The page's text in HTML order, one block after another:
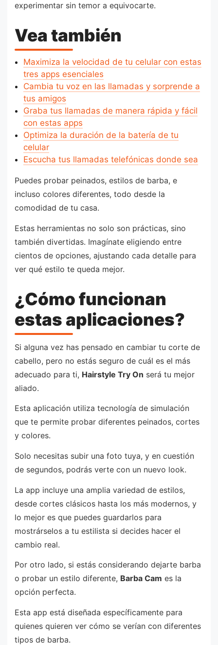
experimentar sin temor a equivocarte.
Vea también
Maximiza la velocidad de tu celular con estas
tres apps esenciales
Cambia tu voz en las llamadas y sorprende a
tus amigos
Graba tus llamadas de manera rápida y fácil
con estas apps
Optimiza la duración de la batería de tu
celular
Escucha tus llamadas telefónicas donde sea
Puedes probar peinados, estilos de barba, e
incluso colores diferentes, todo desde la
comodidad de tu casa.
Estas herramientas no solo son prácticas, sino
también divertidas. Imagínate eligiendo entre
cientos de opciones, ajustando cada detalle para
ver qué estilo te queda mejor.
¿Cómo funcionan
estas aplicaciones?
Si alguna vez has pensado en cambiar tu corte de
cabello, pero no estás seguro de cuál es el más
adecuado para ti, Hairstyle Try On será tu mejor
aliado.
Esta aplicación utiliza tecnología de simulación
que te permite probar diferentes peinados, cortes
y colores.
Solo necesitas subir una foto tuya, y en cuestión
de segundos, podrás verte con un nuevo look.
La app incluye una amplia variedad de estilos,
desde cortes clásicos hasta los más modernos, y
lo mejor es que puedes guardarlos para
mostrárselos a tu estilista si decides hacer el
cambio real.
Por otro lado, si estás considerando dejarte barba
o probar un estilo diferente, Barba Cam es la
opción perfecta.
Esta app está diseñada específicamente para
quienes quieren ver cómo se verían con diferentes
tipos de barba.